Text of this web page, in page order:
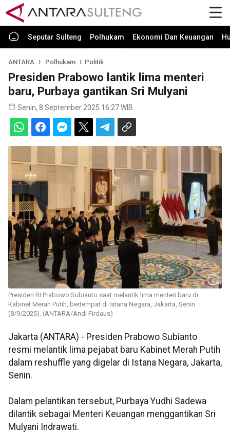
Seputar Sulteng Polhukam Ekonomi Dan Keuangan
ANTARA Polhukam Politik
Presiden Prabowo lantik lima menteri
baru, Purbaya gantikan Sri Mulyani
Senin, 8 September 2025 16:27 WIB
Presiden RI Prabowo Subianto saat melantik lima menteri baru di
Kabinet Merah Putih, bertempat di Istana Negara, Jakarta, Senin
(8/9/2025). (ANTARA/Andi Firdaus)
Jakarta (ANTARA) - Presiden Prabowo Subianto
resmi melantik lima pejabat baru Kabinet Merah Putih
dalam reshuffle yang digelar di Istana Negara, Jakarta,
Senin.
Dalam pelantikan tersebut, Purbaya Yudhi Sadewa
dilantik sebagai Menteri Keuangan menggantikan Sri
Mulyani Indrawati.